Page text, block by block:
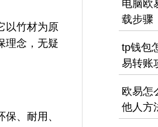
以竹材为原
理念，无疑
、耐用、
电脑欧
载步骤
tp钱包
易转账
欧易怎
他人方